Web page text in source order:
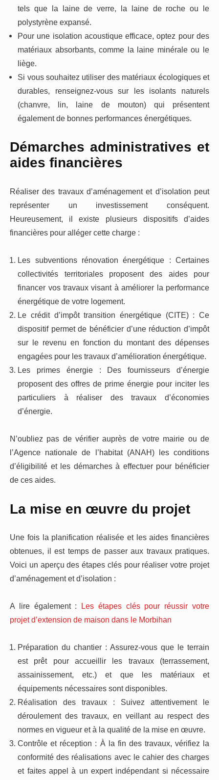
tels que la laine de verre, la laine de roche ou le
polystyrène expansé.
Pour une isolation acoustique efficace, optez pour des
matériaux absorbants, comme la laine minérale ou le
liège.
Si vous souhaitez utiliser des matériaux écologiques et
durables, renseignez-vous sur les isolants naturels
(chanvre, lin, laine de mouton) qui présentent
également de bonnes performances énergétiques.
Démarches administratives et
aides financières
Réaliser des travaux d’aménagement et d’isolation peut
représenter un investissement conséquent.
Heureusement, il existe plusieurs dispositifs d’aides
financières pour alléger cette charge :
Les subventions rénovation énergétique : Certaines
collectivités territoriales proposent des aides pour
financer vos travaux visant à améliorer la performance
énergétique de votre logement.
Le crédit d’impôt transition énergétique (CITE) : Ce
dispositif permet de bénéficier d’une réduction d’impôt
sur le revenu en fonction du montant des dépenses
engagées pour les travaux d’amélioration énergétique.
Les primes énergie : Des fournisseurs d’énergie
proposent des offres de prime énergie pour inciter les
particuliers à réaliser des travaux d’économies
d’énergie.
N’oubliez pas de vérifier auprès de votre mairie ou de
l’Agence nationale de l’habitat (ANAH) les conditions
d’éligibilité et les démarches à effectuer pour bénéficier
de ces aides.
La mise en œuvre du projet
Une fois la planification réalisée et les aides financières
obtenues, il est temps de passer aux travaux pratiques.
Voici un aperçu des étapes clés pour réaliser votre projet
d’aménagement et d’isolation :
A lire également : Les étapes clés pour réussir votre
projet d’extension de maison dans le Morbihan
Préparation du chantier : Assurez-vous que le terrain
est prêt pour accueillir les travaux (terrassement,
assainissement, etc.) et que les matériaux et
équipements nécessaires sont disponibles.
Réalisation des travaux : Suivez attentivement le
déroulement des travaux, en veillant au respect des
normes en vigueur et à la qualité de la mise en œuvre.
Contrôle et réception : À la fin des travaux, vérifiez la
conformité des réalisations avec le cahier des charges
et faites appel à un expert indépendant si nécessaire